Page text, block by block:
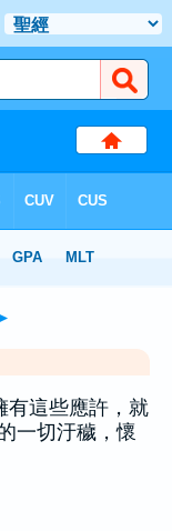
有這些應許，就
一切汙穢，懷